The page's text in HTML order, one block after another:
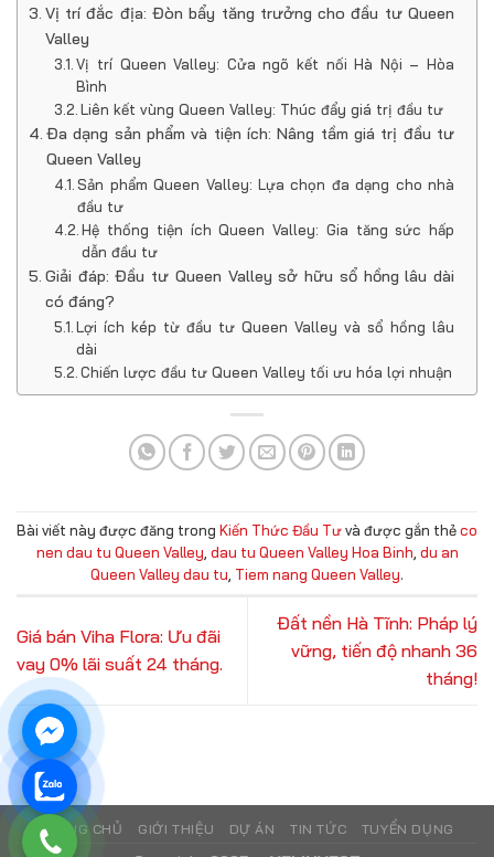
Vị trí đắc địa: Đòn bẩy tăng trưởng cho đầu tư Queen
Valley
Vị trí Queen Valley: Cửa ngõ kết nối Hà Nội – Hòa
Bình
Liên kết vùng Queen Valley: Thúc đẩy giá trị đầu tư
Đa dạng sản phẩm và tiện ích: Nâng tầm giá trị đầu tư
Queen Valley
Sản phẩm Queen Valley: Lựa chọn đa dạng cho nhà
đầu tư
Hệ thống tiện ích Queen Valley: Gia tăng sức hấp
dẫn đầu tư
Giải đáp: Đầu tư Queen Valley sở hữu sổ hồng lâu dài
có đáng?
Lợi ích kép từ đầu tư Queen Valley và sổ hồng lâu
dài
Chiến lược đầu tư Queen Valley tối ưu hóa lợi nhuận
Bài viết này được đăng trong Kiến Thức Đầu Tưvà được gắn thẻco
nen dau tu Queen Valley dau tu Queen Valley Hoa Binh du an
Queen Valley dau tu Tiem nang Queen Valley.
Giá bán Viha Flora: Ưu đãi
vay 0% lãi suất 24 tháng.
Đất nền Hà Tĩnh: Pháp lý
vững, tiến độ nhanh 36
tháng!
TRANG CHỦ GIỚI THIỆU DỰ ÁN TIN TỨC TUYỂN DỤNG